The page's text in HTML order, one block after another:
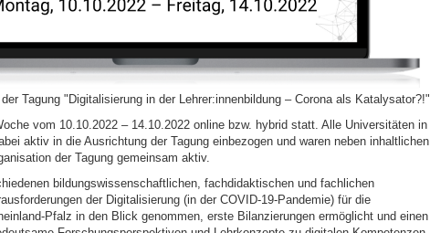
Tagung "Digitalisierung in der Lehrer:innenbildung – Corona als Katalysator?!"
vom 10.10.2022 – 14.10.2022 online bzw. hybrid statt. Alle Universitäten in
aktiv in die Ausrichtung der Tagung einbezogen und waren neben inhaltlichen
der Tagung gemeinsam aktiv.
bildungswissenschaftlichen, fachdidaktischen und fachlichen
der Digitalisierung (in der COVID-19-Pandemie) für die
Pfalz in den Blick genommen, erste Bilanzierungen ermöglicht und einen